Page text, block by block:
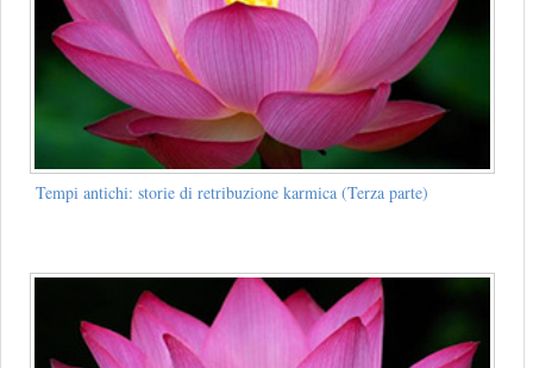
Tempi antichi: storie di retribuzione karmica (Terza parte)